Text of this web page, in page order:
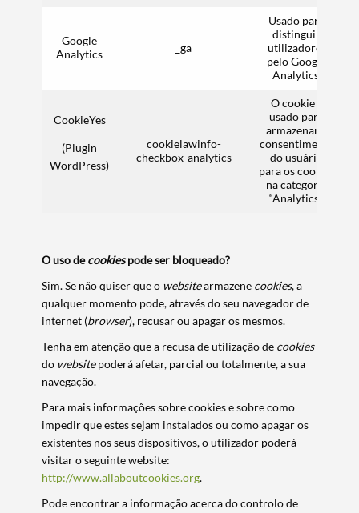
Google
Analytics
_ga
Usado para
distinguir
utilizadores
pelo Google
Analytics.
CookieYes
(Plugin
WordPress)
cookielawinfo-
checkbox-analytics
O cookie é
usado para
armazenar o
consentimento
do usuário
para os cookies
na categoria
“Analytics”.
O uso decookiespode ser bloqueado?
Sim. Se não quiser que o websitearmazene cookies, a
qualquer momento pode, através do seu navegador de
internet (browser), recusar ou apagar os mesmos.
Tenha em atenção que a recusa de utilização de cookies
do websitepoderá afetar, parcial ou totalmente, a sua
navegação.
Para mais informações sobre cookies e sobre como
impedir que estes sejam instalados ou como apagar os
existentes nos seus dispositivos, o utilizador poderá
visitar o seguinte website:
http://www.allaboutcookies.org.
Pode encontrar a informação acerca do controlo de